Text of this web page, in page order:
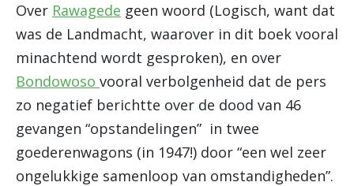
Over Rawagede geen woord (Logisch, want dat
was de Landmacht, waarover in dit boek vooral
minachtend wordt gesproken), en over
Bondowoso vooral verbolgenheid dat de pers
zo negatief berichtte over de dood van 46
gevangen “opstandelingen” in twee
goederenwagons (in 1947!) door “een wel zeer
ongelukkige samenloop van omstandigheden”.